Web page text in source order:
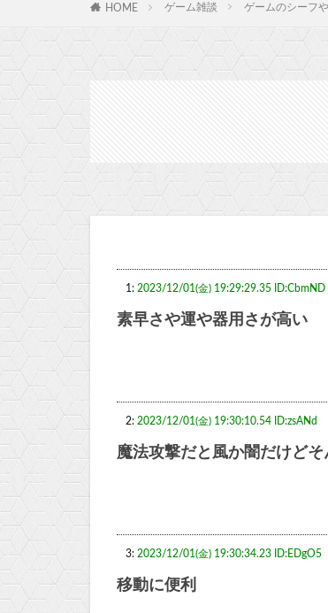
HOME ゲーム雑談 ゲームのシーフ
1: 2023/12/01(金) 19:29:29.35 ID:CbmND
素早さや運や器用さが高い
2: 2023/12/01(金) 19:30:10.54 ID:zsANd
魔法攻撃だと風か闇だけど
3: 2023/12/01(金) 19:30:34.23 ID:EDgO5
移動に便利